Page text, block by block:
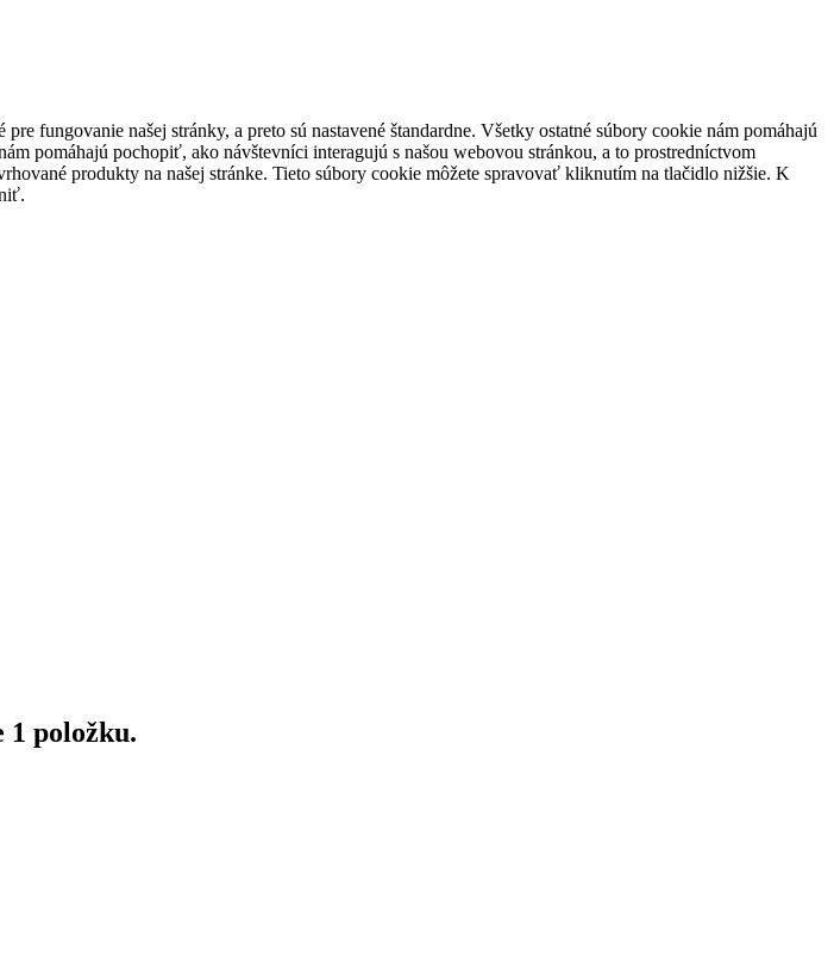
fungovanie našej stránky, a preto sú nastavené štandardne. Všetky ostatné súbory cookie nám pomáhajú
pomáhajú pochopiť, ako návštevníci interagujú s našou webovou stránkou, a to prostredníctvom
produkty na našej stránke. Tieto súbory cookie môžete spravovať kliknutím na tlačidlo nižšie. K
1 položku.